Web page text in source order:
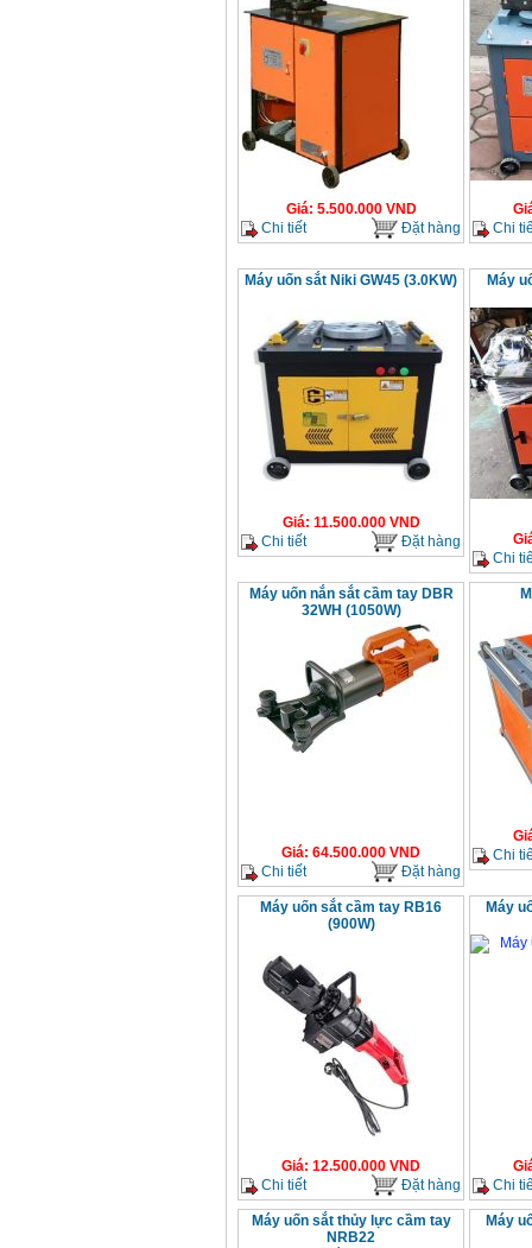
Giá: 5.500.000VND
Chi tiết
Đặt hàng
Chi
Máy uốn sắt Niki GW45 (3.0KW)
Giá: 11.500.000VND
Chi tiết
Đặt hàng
Máy
Chi
Máy uốn nắn sắt cầm tay DBR
32WH (1050W)
Giá: 64.500.000 VND
Chi tiết
Đặt hàng
Chi
Máy uốn sắt cầm tay RB16
(900W)
Giá: 12.500.000 VND
Chi tiết
Đặt hàng
Máy
Chi
Máy uốn sắt thủy lực cầm tay
NRB22
Máy